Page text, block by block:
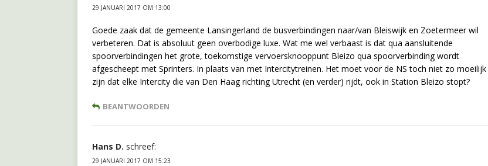
29 JANUARI 2017 OM 13:00
Goede zaak dat de gemeente Lansingerland de busverbindingen naar/van Bleiswijk en Zoetermeer wil
verbeteren. Dat is absoluut geen overbodige luxe. Wat me wel verbaast is dat qua aansluitende
spoorverbindingen het grote, toekomstige vervoersknooppunt Bleizo qua spoorverbinding wordt
afgescheept met Sprinters. In plaats van met Intercitytreinen. Het moet voor de NS toch niet zo moeilijk
zijn dat elke Intercity die van Den Haag richting Utrecht (en verder) rijdt, ook in Station Bleizo stopt?
BEANTWOORDEN
Hans D. schreef:
29 JANUARI 2017 OM 15:23